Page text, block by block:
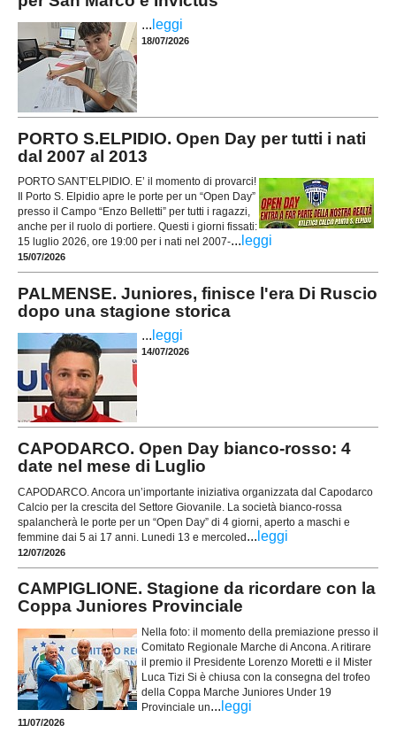
... leggi
18/07/2026
PORTO S.ELPIDIO. Open Day per tutti i nati
dal 2007 al 2013
PORTO SANT’ELPIDIO. E’ il momento di provarci!
Il Porto S. Elpidio apre le porte per un “Open Day”
presso il Campo “Enzo Belletti” per tutti i ragazzi,
anche per il ruolo di portiere. Questi i giorni fissati:
15 luglio 2026, ore 19:00 per i nati nel 2007-... leggi
15/07/2026
PALMENSE. Juniores, finisce l'era Di Ruscio
dopo una stagione storica
... leggi
14/07/2026
CAPODARCO. Open Day bianco-rosso: 4
date nel mese di Luglio
CAPODARCO. Ancora un’importante iniziativa organizzata dal Capodarco
Calcio per la crescita del Settore Giovanile. La società bianco-rossa
spalancherà le porte per un “Open Day” di 4 giorni, aperto a maschi e
femmine dai 5 ai 17 anni. Lunedi 13 e mercoled... leggi
12/07/2026
CAMPIGLIONE. Stagione da ricordare con la
Coppa Juniores Provinciale
Nella foto: il momento della premiazione presso il
Comitato Regionale Marche di Ancona. A ritirare
il premio il Presidente Lorenzo Moretti e il Mister
Luca Tizi Si è chiusa con la consegna del trofeo
della Coppa Marche Juniores Under 19
Provinciale un... leggi
11/07/2026